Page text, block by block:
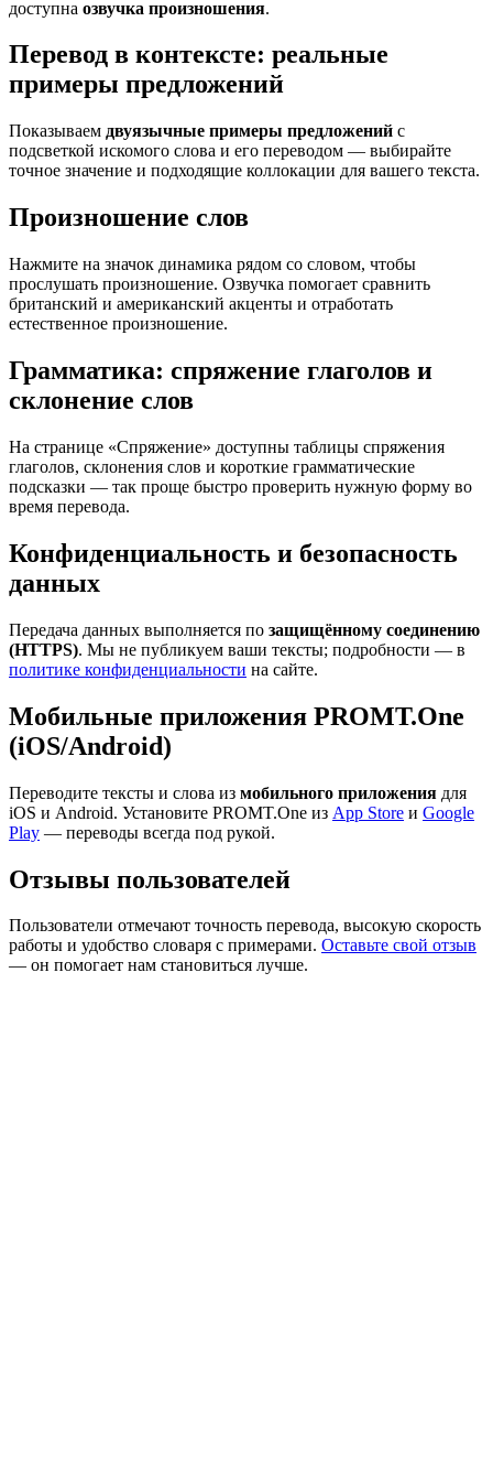
доступна озвучка произношения.
Перевод в контексте: реальные
примеры предложений
Показываем двуязычные примеры предложений с
подсветкой искомого слова и его переводом — выбирайте
точное значение и подходящие коллокации для вашего текста.
Произношение слов
Нажмите на значок динамика рядом со словом, чтобы
прослушать произношение. Озвучка помогает сравнить
британский и американский акценты и отработать
естественное произношение.
Грамматика: спряжение глаголов и
склонение слов
На странице «Спряжение» доступны таблицы спряжения
глаголов, склонения слов и короткие грамматические
подсказки — так проще быстро проверить нужную форму во
время перевода.
Конфиденциальность и безопасность
данных
Передача данных выполняется по защищённому соединению
(HTTPS). Мы не публикуем ваши тексты; подробности — в
политике конфиденциальности на сайте.
Мобильные приложения PROMT.One
(iOS/Android)
Переводите тексты и слова из мобильного приложения для
iOS и Android. Установите PROMT.One из App Store и Google
Play — переводы всегда под рукой.
Отзывы пользователей
Пользователи отмечают точность перевода, высокую скорость
работы и удобство словаря с примерами. Оставьте свой отзыв
— он помогает нам становиться лучше.